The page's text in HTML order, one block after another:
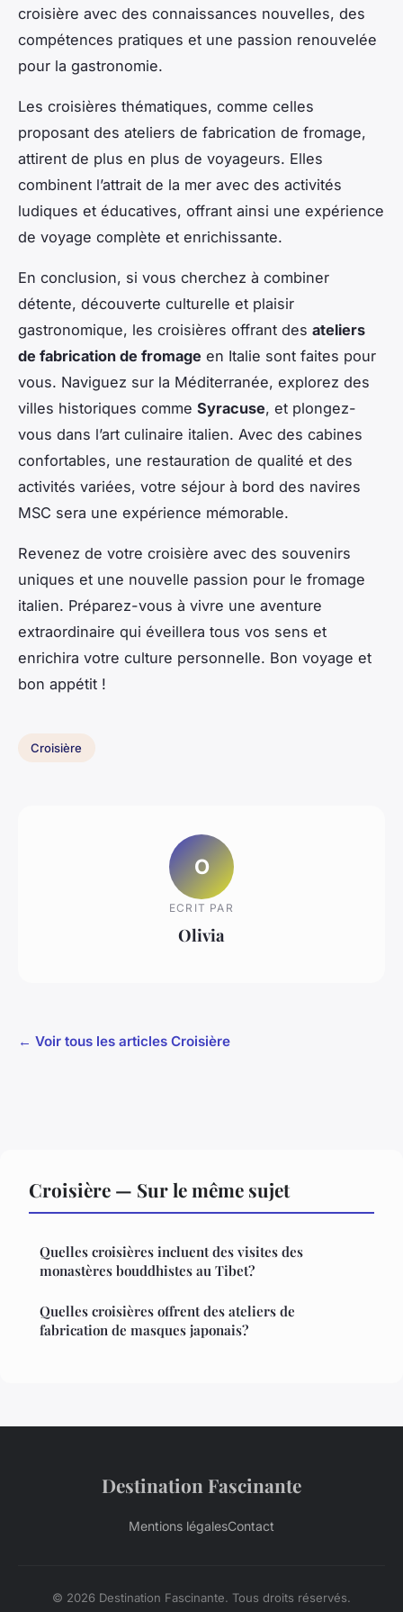
croisière avec des connaissances nouvelles, des
compétences pratiques et une passion renouvelée
pour la gastronomie.
Les croisières thématiques, comme celles
proposant des ateliers de fabrication de fromage,
attirent de plus en plus de voyageurs. Elles
combinent l’attrait de la mer avec des activités
ludiques et éducatives, offrant ainsi une expérience
de voyage complète et enrichissante.
En conclusion, si vous cherchez à combiner
détente, découverte culturelle et plaisir
gastronomique, les croisières offrant des ateliers
de fabrication de fromage en Italie sont faites pour
vous. Naviguez sur la Méditerranée, explorez des
villes historiques comme Syracuse, et plongez-
vous dans l’art culinaire italien. Avec des cabines
confortables, une restauration de qualité et des
activités variées, votre séjour à bord des navires
MSC sera une expérience mémorable.
Revenez de votre croisière avec des souvenirs
uniques et une nouvelle passion pour le fromage
italien. Préparez-vous à vivre une aventure
extraordinaire qui éveillera tous vos sens et
enrichira votre culture personnelle. Bon voyage et
bon appétit !
Croisière
O
ECRIT PAR
Olivia
← Voir tous les articles Croisière
Croisière — Sur le même sujet
Quelles croisières incluent des visites des
monastères bouddhistes au Tibet?
Quelles croisières offrent des ateliers de
fabrication de masques japonais?
Destination Fascinante
Mentions légalesContact
© 2026 Destination Fascinante. Tous droits réservés.